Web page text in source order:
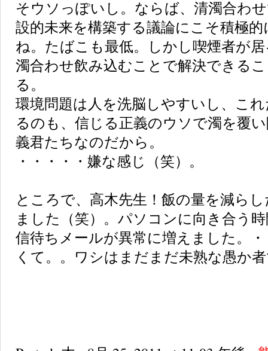
そウソっぽいし。ならば、清濁合わ
設的未来を構築する議論にこそ積極
ね。たばこも最低。しかし喫煙者が
濁合わせ飲み込むことで解決できる
る。
環境問題は人を洗脳しやすいし、こ
るのも、信じる正義のウソで濁を覆
義君たちなのだから。
・・・・・嫌な感じ（笑）。
ところで、高木先生！飯の量を減ら
ました（笑）。パソコンに向き合う
信待ちメールが異常に増えました。
くて。。ワシはまだまだ未熟な愚か